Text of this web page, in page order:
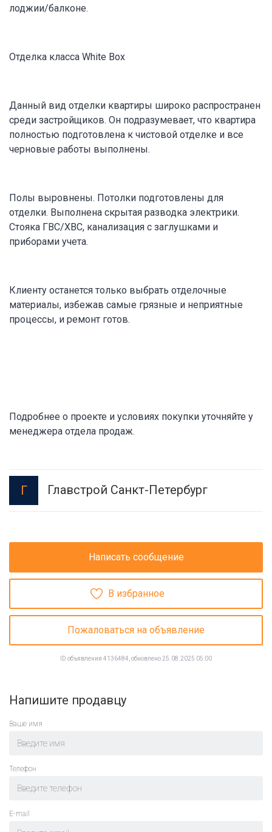
лоджии/балконе.
Отделка класса White Box
Данный вид отделки квартиры широко распространен
среди застройщиков. Он подразумевает, что квартира
полностью подготовлена к чистовой отделке и все
черновые работы выполнены.
Полы выровнены. Потолки подготовлены для
отделки. Выполнена скрытая разводка электрики.
Стояка ГВС/ХВС, канализация с заглушками и
приборами учета.
Клиенту останется только выбрать отделочные
материалы, избежав самые грязные и неприятные
процессы, и ремонт готов.
Подробнее о проекте и условиях покупки уточняйте у
менеджера отдела продаж.
Г Главстрой Санкт-Петербург
Написать сообщение
В избранное
Пожаловаться на объявление
ID объявления 4136484, обновлено 25.08.2025 05:00
Напишите продавцу
Ваше имя
Телефон
E-mail